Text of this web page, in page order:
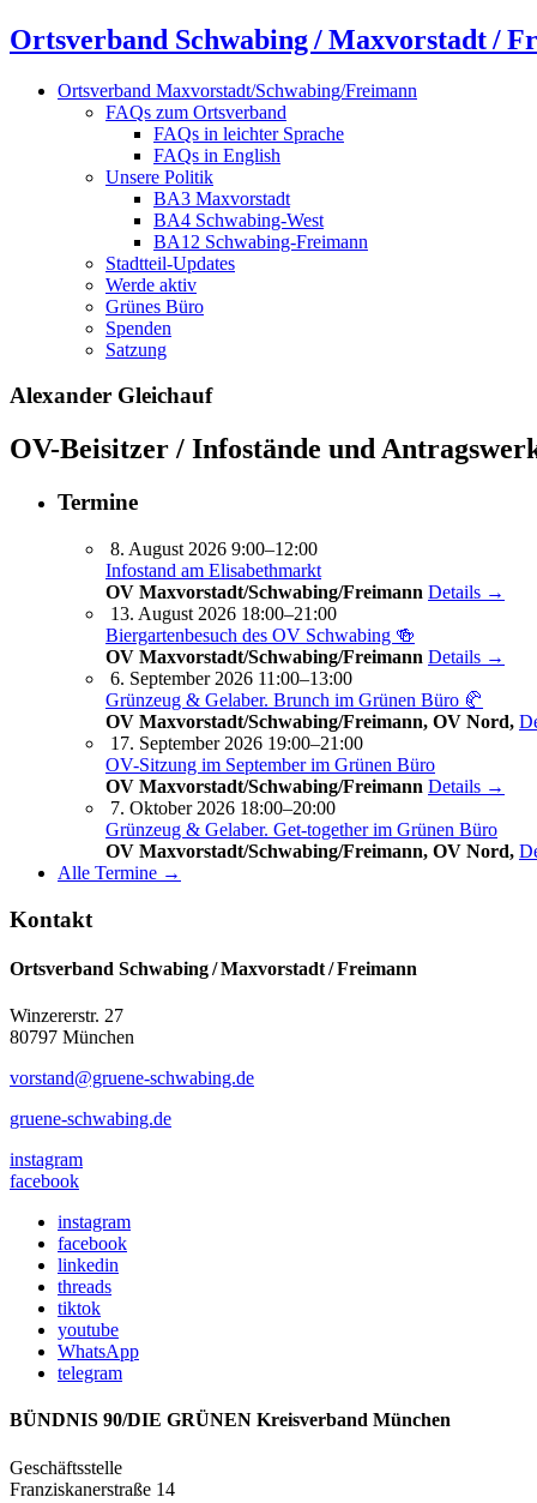
Ortsverband Schwabing / Maxvorstadt ⁠/
Ortsverband Maxvorstadt/Schwabing/Freimann
FAQs zum Ortsverband
FAQs in leichter Sprache
FAQs in English
Unsere Politik
BA3 Maxvorstadt
BA4 Schwabing-West
BA12 Schwabing-Freimann
Stadtteil-Updates
Werde aktiv
Grünes Büro
Spenden
Satzung
Alexander Gleichauf
OV-Beisitzer / Infostände und
Termine
8. August 2026 9:00–12:00
Infostand am Elisabethmarkt
OV Maxvorstadt/Schwabing/Freimann Details →
13. August 2026 18:00–21:00
Biergartenbesuch des OV Schwabing 🍻
OV Maxvorstadt/Schwabing/Freimann Details →
6. September 2026 11:00–13:00
Grünzeug & Gelaber. Brunch im Grünen Büro 🥐
OV Maxvorstadt/Schwabing/Freimann, OV Nord,
17. September 2026 19:00–21:00
OV-Sitzung im September im Grünen Büro
OV Maxvorstadt/Schwabing/Freimann Details →
7. Oktober 2026 18:00–20:00
Grünzeug & Gelaber. Get-to­ge­ther im Grünen Büro
OV Maxvorstadt/Schwabing/Freimann, OV Nord,
Alle Termine →
Kontakt
Ortsverband Schwabing / Maxvorstadt ⁠/ Freimann
Winzererstr. 27
80797 München
vorstand@gruene-schwabing.de
gruene-schwabing.de
instagram
facebook
instagram
facebook
linkedin
threads
tiktok
youtube
WhatsApp
telegram
BÜNDNIS 90/DIE GRÜNEN Kreisverband München
Geschäftsstelle
Franziskanerstraße 14